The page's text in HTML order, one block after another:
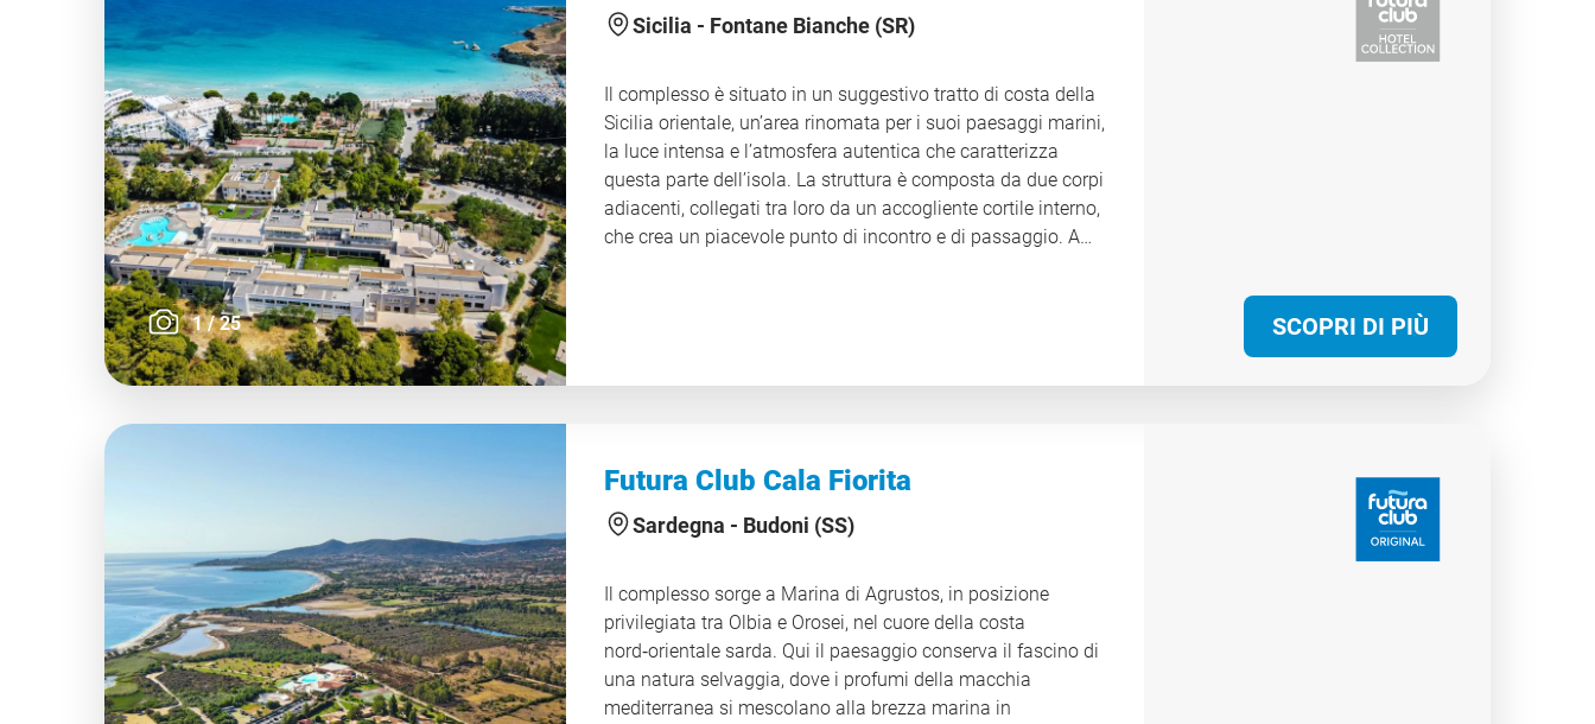
1/25
Sicilia - Fontane Bianche (SR)
Il complesso è situato in un suggestivo tratto di costa della
Sicilia orientale, un’area rinomata per i suoi paesaggi marini,
la luce intensa e l’atmosfera autentica che caratterizza
questa parte dell’isola. La struttura è composta da due corpi
adiacenti, collegati tra loro da un accogliente cortile interno,
che crea un piacevole punto di incontro e di passaggio. A
soluzioni adatte a diverse esigenze di viaggio. La vicinanza
al mare, la varietà dei servizi e la posizione strategica
rappresentano i veri punti di forza della struttura, perfetta
punto di partenza per escursioni di interesse storico,
culturale e paesaggistico, permettendo di scoprire con
facilità le meraviglie della Sicilia orientale. CIN
IT089017A1QPOFA36R
SCOPRI DI PIÙ
Futura Club Cala Fiorita
Sardegna - Budoni (SS)
Il complesso sorge a Marina di Agrustos, in posizione
privilegiata tra Olbia e Orosei, nel cuore della costa
nord‑orientale sarda. Qui il paesaggio conserva il fascino di
una natura selvaggia, dove i profumi della macchia
mediterranea si mescolano alla brezza marina in